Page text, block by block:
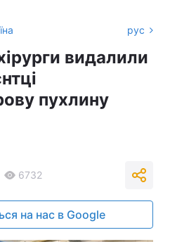
рус
видалили
пухлину
6732
на нас в Google